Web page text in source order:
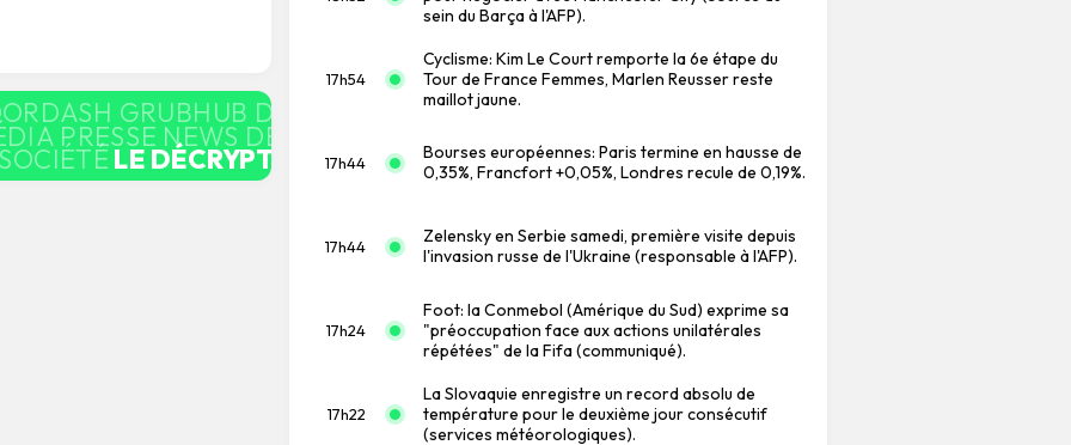
GRUBHUB DELIVERY LE DÉCRYPTAGE
PRESSE NEWS DÉCRYPTAGE BUSINESS ÉCONOMIE
LE DÉCRYPTAGEINNOVATION FOOD ROBOT USA DOORDASH GRUBHUB
sein du Barça à l'AFP).
17h54
Cyclisme: Kim Le Court remporte la 6e étape du
Tour de France Femmes, Marlen Reusser reste
maillot jaune.
17h44
Bourses européennes: Paris termine en hausse de
0,35%, Francfort +0,05%, Londres recule de 0,19%.
17h44
Zelensky en Serbie samedi, première visite depuis
l'invasion russe de l'Ukraine (responsable à l'AFP).
17h24
Foot: la Conmebol (Amérique du Sud) exprime sa
"préoccupation face aux actions unilatérales
répétées" de la Fifa (communiqué).
17h22
La Slovaquie enregistre un record absolu de
température pour le deuxième jour consécutif
(services météorologiques).